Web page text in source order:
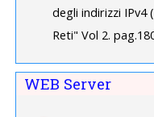
degli indirizzi IPv4
Reti" Vol 2.
WEB Server